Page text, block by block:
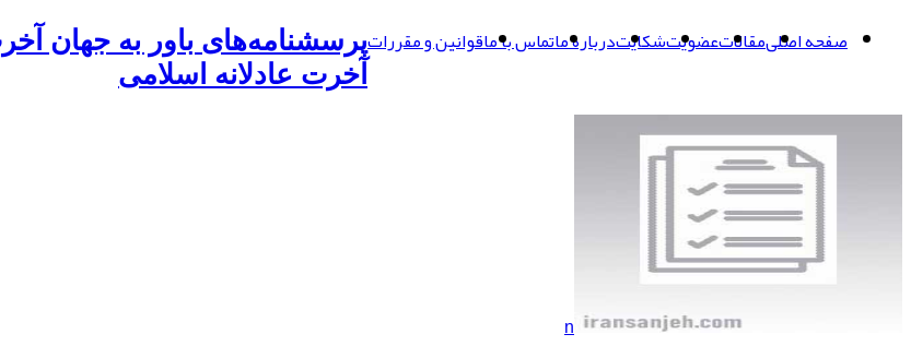
صفحه اصلیمقالاتعضویتشکایتدرباره ماتماس با ماقوانین و مقرراتپرسشنامه‌های باور به جهان
آخرت عادلانه اسلامی
n